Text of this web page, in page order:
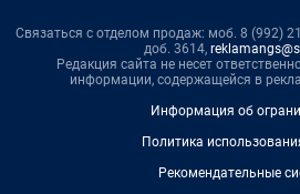
Связаться с отделом продаж: моб. 8 (992)
доб. 3614,
Редакция сайта не несет
информации, содержащейся в
Информация об
Политика
Рекомендательные